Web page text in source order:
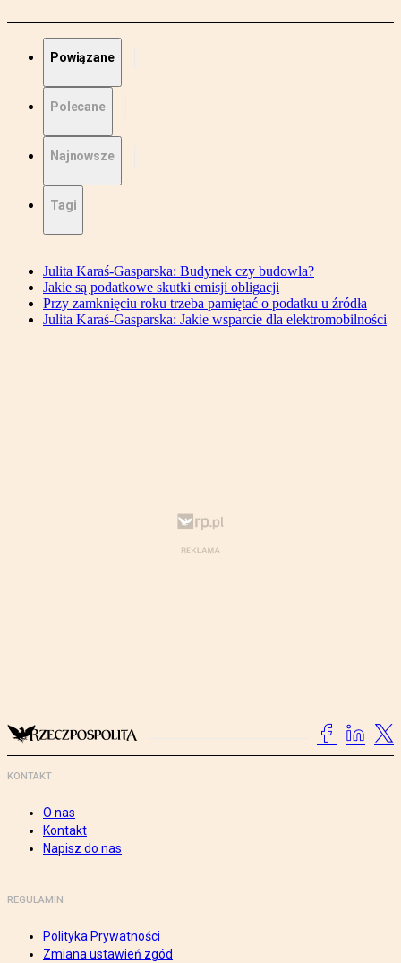
Powiązane
Polecane
Najnowsze
Tagi
Julita Karaś-Gasparska: Budynek czy budowla?
Jakie są podatkowe skutki emisji obligacji
Przy zamknięciu roku trzeba pamiętać o podatku u źródła
Julita Karaś-Gasparska: Jakie wsparcie dla elektromobilności
KONTAKT
O nas
Kontakt
Napisz do nas
REGULAMIN
Polityka Prywatności
Zmiana ustawień zgód